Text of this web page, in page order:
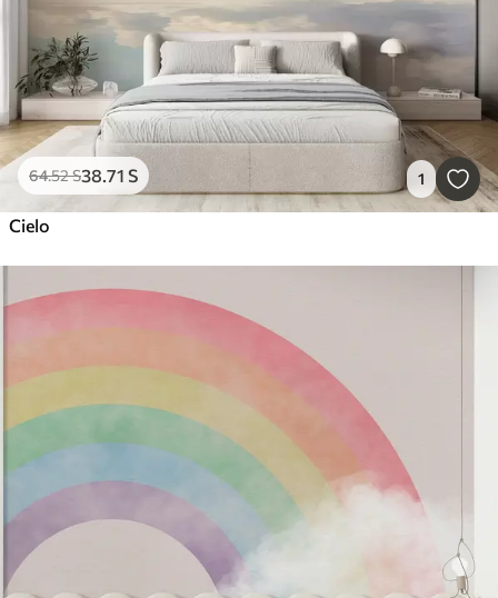
64.52S38.71 S 1
Cielo